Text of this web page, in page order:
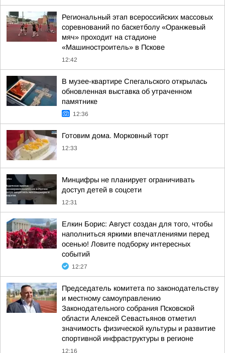
Региональный этап всероссийских массовых
соревнований по баскетболу «Оранжевый
мяч» проходит на стадионе
«Машиностроитель» в Пскове
12:42
В музее-квартире Спегальского открылась
обновленная выставка об утраченном
памятнике
12:36
Готовим дома. Морковный торт
12:33
Минцифры не планирует ограничивать
доступ детей в соцсети
12:31
Елкин Борис: Август создан для того, чтобы
наполниться яркими впечатлениями перед
осенью! Ловите подборку интересных
событий
12:27
Председатель комитета по законодательству
и местному самоуправлению
Законодательного собрания Псковской
области Алексей Севастьянов отметил
значимость физической культуры и развитие
спортивной инфраструктуры в регионе
12:16